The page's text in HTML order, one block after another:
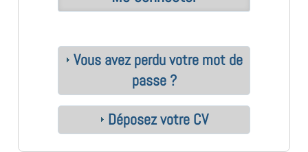
Vous avez perdu votre mot de
passe ?
Déposez votre CV